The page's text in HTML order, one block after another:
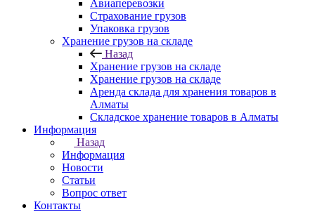
Авиаперевозки
Страхование грузов
Упаковка грузов
Хранение грузов на складе
Назад
Хранение грузов на складе
Хранение грузов на складе
Аренда склада для хранения товаров в
Алматы
Складское хранение товаров в Алматы
Информация
Назад
Информация
Новости
Статьи
Вопрос ответ
Контакты